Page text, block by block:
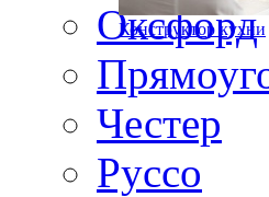
Конструктор кухни
Оксфорд
Честер
Руссо